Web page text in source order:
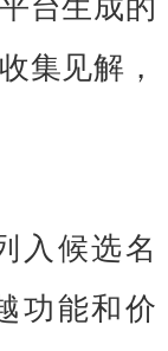
台生成的
集见解，
入候选名
功能和价